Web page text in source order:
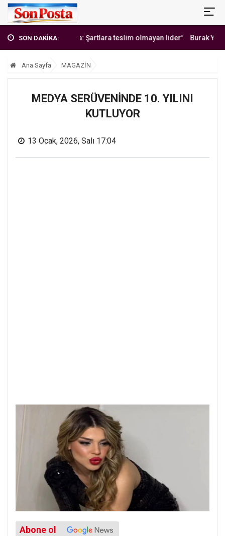
SON DAKİKA:
'Erbakan Hoca: Şartlara teslim olmayan lider' Burak Yılmaz'dan
Ana Sayfa MAGAZİN
MEDYA SERÜVENİNDE 10. YILINI
KUTLUYOR
13 Ocak, 2026, Salı 17:04
Abone ol